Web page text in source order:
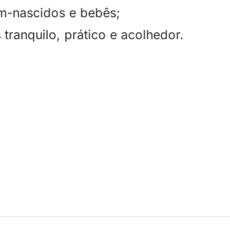
nascidos e bebês;
prático e acolhedor.